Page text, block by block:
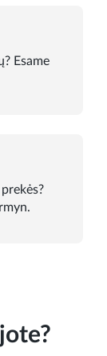
Esame